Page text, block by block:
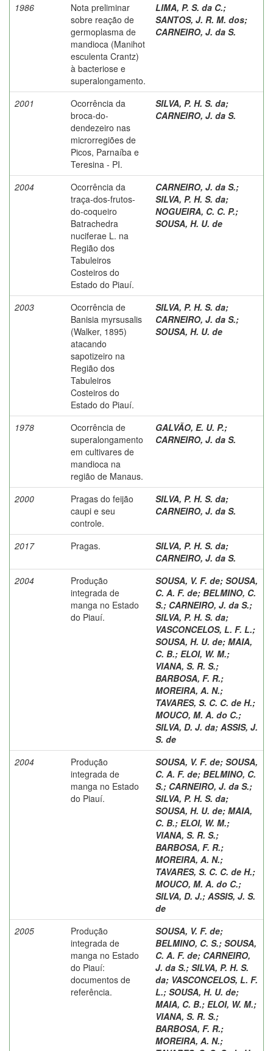
1986
Nota preliminar
sobre reação de
germoplasma de
mandioca (Manihot
esculenta Crantz)
à bacteriose e
superalongamento.
LIMA, P. S. da C.;
SANTOS, J. R. M. dos;
CARNEIRO, J. da S.
2001
Ocorrência da
broca-do-
dendezeiro nas
microrregiões de
Picos, Parnaíba e
Teresina - PI.
SILVA, P. H. S. da;
CARNEIRO, J. da S.
2004
Ocorrência da
traça-dos-frutos-
do-coqueiro
Batrachedra
nuciferae L. na
Região dos
Tabuleiros
Costeiros do
Estado do Piauí.
CARNEIRO, J. da S.;
SILVA, P. H. S. da;
NOGUEIRA, C. C. P.;
SOUSA, H. U. de
2003
Ocorrência de
Banisia myrsusalis
(Walker, 1895)
atacando
sapotizeiro na
Região dos
Tabuleiros
Costeiros do
Estado do Piauí.
SILVA, P. H. S. da;
CARNEIRO, J. da S.;
SOUSA, H. U. de
1978
Ocorrência de
superalongamento
em cultivares de
mandioca na
região de Manaus.
GALVÃO, E. U. P.;
CARNEIRO, J. da S.
2000
Pragas do feijão
caupi e seu
controle.
SILVA, P. H. S. da;
CARNEIRO, J. da S.
2017 Pragas. SILVA, P. H. S. da;
CARNEIRO, J. da S.
2004
Produção
integrada de
manga no Estado
do Piauí.
SOUSA, V. F. de; SOUSA,
C. A. F. de; BELMINO, C.
S.; CARNEIRO, J. da S.;
SILVA, P. H. S. da;
VASCONCELOS, L. F. L.;
SOUSA, H. U. de; MAIA,
C. B.; ELOI, W. M.;
VIANA, S. R. S.;
BARBOSA, F. R.;
MOREIRA, A. N.;
TAVARES, S. C. C. de H.;
MOUCO, M. A. do C.;
SILVA, D. J. da; ASSIS, J.
S. de
2004
Produção
integrada de
manga no Estado
do Piauí.
SOUSA, V. F. de; SOUSA,
C. A. F. de; BELMINO, C.
S.; CARNEIRO, J. da S.;
SILVA, P. H. S. da;
SOUSA, H. U. de; MAIA,
C. B.; ELOI, W. M.;
VIANA, S. R. S.;
BARBOSA, F. R.;
MOREIRA, A. N.;
TAVARES, S. C. C. de H.;
MOUCO, M. A. do C.;
SILVA, D. J.; ASSIS, J. S.
de
2005
Produção
integrada de
manga no Estado
do Piauí:
documentos de
referência.
SOUSA, V. F. de;
BELMINO, C. S.; SOUSA,
C. A. F. de; CARNEIRO,
J. da S.; SILVA, P. H. S.
da; VASCONCELOS, L. F.
L.; SOUSA, H. U. de;
MAIA, C. B.; ELOI, W. M.;
VIANA, S. R. S.;
BARBOSA, F. R.;
MOREIRA, A. N.;